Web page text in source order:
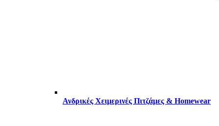
Ανδρικές Χειμερινές Πιτζάμες & Homewear